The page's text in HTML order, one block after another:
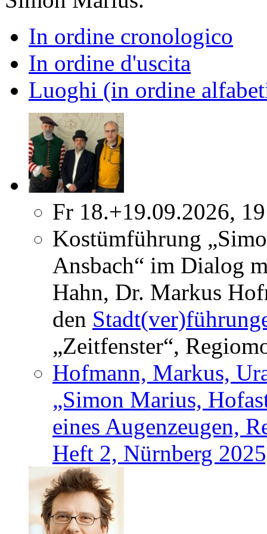
In ordine cronologico
In ordine d'uscita
Luoghi (in ordine
Fr 18.+19.09.2026,
Kostümführung
Ansbach“ im Dialog
Hahn, Dr. Markus
den
„Zeitfenster“,
Hofmann, Markus,
„Simon Marius,
eines Augenzeugen,
Heft 2, Nürnberg